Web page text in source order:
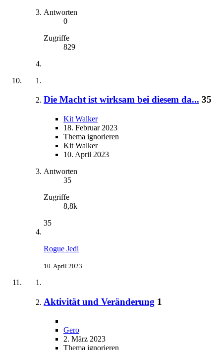
Antworten
0
Zugriffe
829
Die Macht ist wirksam bei diesem da... 35
Kit Walker
18. Februar 2023
Thema ignorieren
Kit Walker
10. April 2023
Antworten
35
Zugriffe
8,8k
35
Rogue Jedi
10. April 2023
Aktivität und Veränderung 1
Gero
2. März 2023
Thema ignorieren